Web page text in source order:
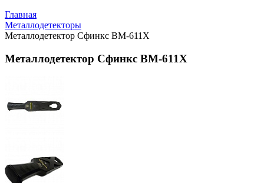
Главная
Металлодетекторы
Металлодетектор Сфинкс ВМ-611Х
Металлодетектор Сфинкс ВМ-611Х